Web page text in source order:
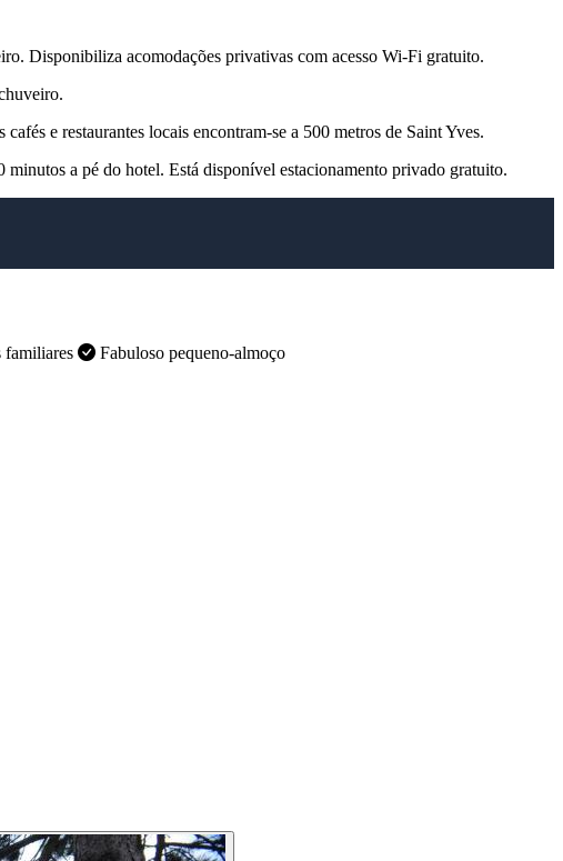
Disponibiliza acomodações privativas com acesso Wi-Fi gratuito.
e restaurantes locais encontram-se a 500 metros de Saint Yves.
minutos a pé do hotel. Está disponível estacionamento privado gratuito.
familiares Fabuloso pequeno-almoço